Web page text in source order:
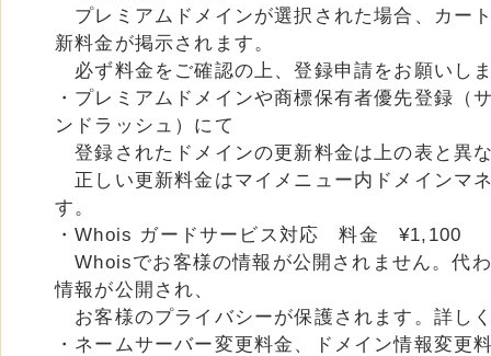
プレミアムドメインが選択された場合、カー
新料金が掲示されます。
必ず料金をご確認の上、登録申請をお願いし
・プレミアムドメインや商標保有者優先登録（
ンドラッシュ）にて
登録されたドメインの更新料金は上の表と異
正しい更新料金はマイメニュー内ドメインマ
す。
・Whois ガードサービス対応 料金 ¥1,100
Whoisでお客様の情報が公開されません。代
情報が公開され、
お客様のプライバシーが保護されます。詳し
・ネームサーバー変更料金、ドメイン情報変更